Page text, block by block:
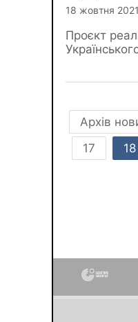
18 жовтня 2021
Проєкт
Архів
17
18